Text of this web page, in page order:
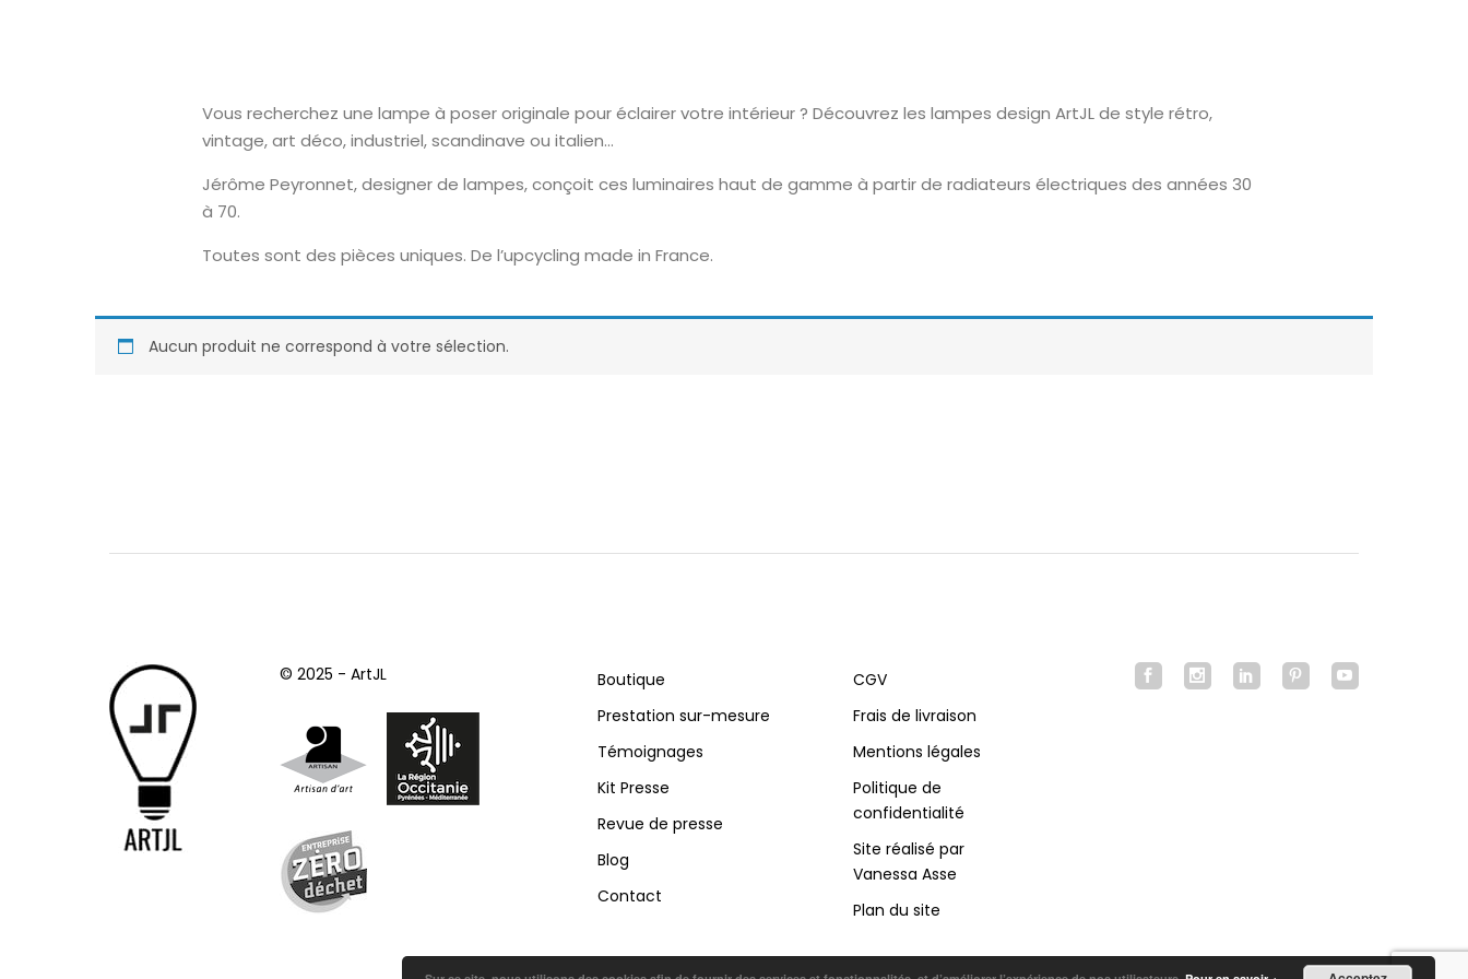
Vous recherchez une lampe à poser originale pour éclairer votre intérieur ? Découvrez les lampes design ArtJL de style rétro,
vintage, art déco, industriel, scandinave ou italien…
Jérôme Peyronnet, designer de lampes, conçoit ces luminaires haut de gamme à partir de radiateurs électriques des années 30
à 70.
Toutes sont des pièces uniques. De l’upcycling made in France.
Aucun produit ne correspond à votre sélection.
© 2025 - ArtJL
Boutique
Prestation sur-mesure
Témoignages
Kit Presse
Revue de presse
Blog
Contact
CGV
Frais de livraison
Mentions légales
Politique de
confidentialité
Site réalisé par
Vanessa Asse
Plan du site